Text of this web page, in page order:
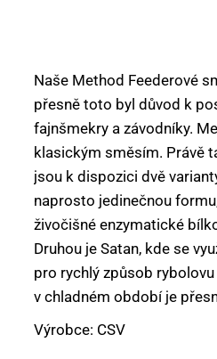
ZÁTĚŽE
A PŘÍSADY
HÁČEK
PEAN
A PASTY
Naše Method Feederové
přesně toto byl důvod k
fajnšmekry a závodníky.
klasickým směsím. Právě
jsou k dispozici dvě
naprosto jedinečnou
živočišné enzymatické
Druhou je Satan, kde se
pro rychlý způsob
v chladném období je
Výrobce: CSV